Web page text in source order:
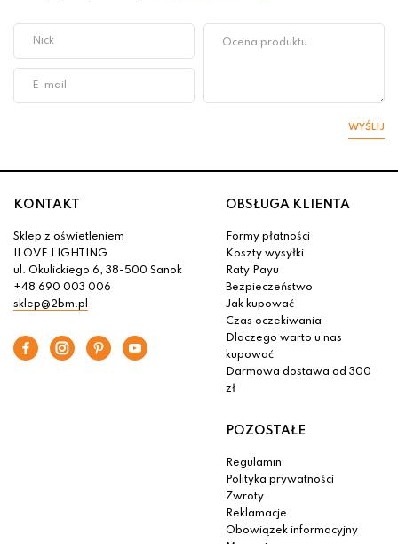
WYŚLIJ
KONTAKT
Sklep z oświetleniem
ILOVE LIGHTING
ul. Okulickiego 6, 38-500 Sanok
+48 690 003 006
sklep@2bm.pl
OBSŁUGA KLIENTA
Formy płatności
Koszty wysyłki
Raty Payu
Bezpieczeństwo
Jak kupować
Czas oczekiwania
Dlaczego warto u nas
kupować
Darmowa dostawa od 300
zł
POZOSTAŁE
Regulamin
Polityka prywatności
Zwroty
Reklamacje
Obowiązek informacyjny